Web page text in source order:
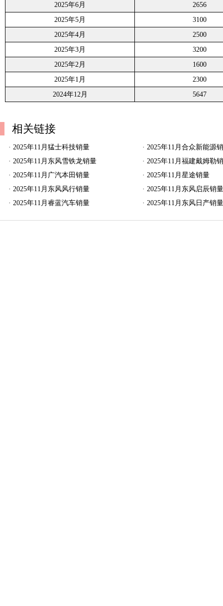
2025年6月
2656
2025年5月
3100
2025年4月
2500
2025年3月
3200
2025年2月
1600
2025年1月
2300
2024年12月
5647
相关链接
· 2025年11月猛士科技销量 ·2025年11月合众新能源
· 2025年11月东风雪铁龙销量 ·2025年11月福建戴姆勒
· 2025年11月广汽本田销量 ·2025年11月星途销量
· 2025年11月东风风行销量 ·2025年11月东风启辰销
· 2025年11月睿蓝汽车销量 ·2025年11月东风日产销